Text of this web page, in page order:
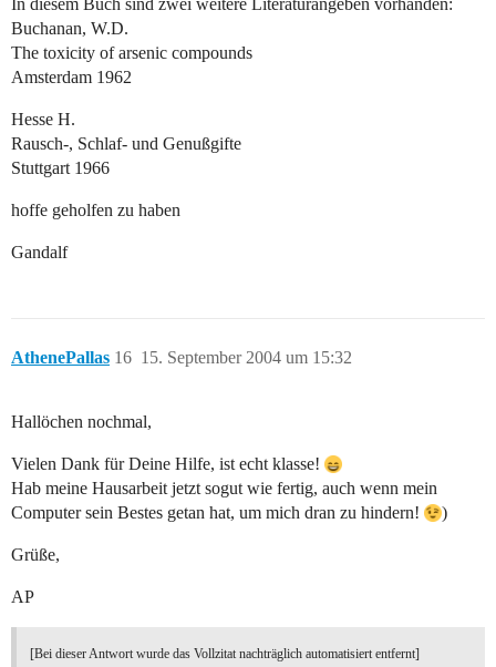
In diesem Buch sind zwei weitere Literaturangeben vorhanden:
Buchanan, W.D.
The toxicity of arsenic compounds
Amsterdam 1962
Hesse H.
Rausch-, Schlaf- und Genußgifte
Stuttgart 1966
hoffe geholfen zu haben
Gandalf
AthenePallas 15. September 2004 um 15:32
16
Hallöchen nochmal,
Vielen Dank für Deine Hilfe, ist echt klasse!
Hab meine Hausarbeit jetzt sogut wie fertig, auch wenn mein
Computer sein Bestes getan hat, um mich dran zu hindern!
)
Grüße,
AP
[Bei dieser Antwort wurde das Vollzitat nachträglich automatisiert entfernt]